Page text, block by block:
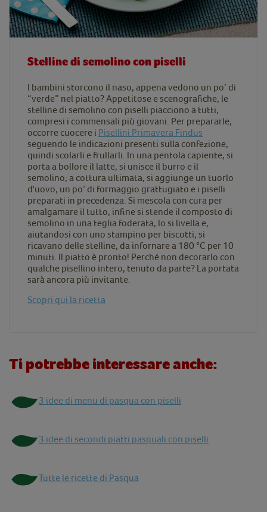
Stelline di semolino con piselli
I bambini storcono il naso, appena vedono un po’ di
“verde” nel piatto? Appetitose e scenografiche, le
stelline di semolino con piselli piacciono a tutti,
compresi i commensali più giovani. Per prepararle,
occorre cuocere i Pisellini Primavera Findus
seguendo le indicazioni presenti sulla confezione,
quindi scolarli e frullarli. In una pentola capiente, si
porta a bollore il latte, si unisce il burro e il
semolino; a cottura ultimata, si aggiunge un tuorlo
d'uovo, un po’ di formaggio grattugiato e i piselli
preparati in precedenza. Si mescola con cura per
amalgamare il tutto, infine si stende il composto di
semolino in una teglia foderata, lo si livella e,
aiutandosi con uno stampino per biscotti, si
ricavano delle stelline, da infornare a 180 °C per 10
minuti. Il piatto è pronto! Perché non decorarlo con
qualche pisellino intero, tenuto da parte? La portata
sarà ancora più invitante.
Scopri qui la ricetta
Ti potrebbe interessare anche:
3 idee di menu di pasqua con piselli
3 idee di secondi piatti pasquali con piselli
Tutte le ricette di Pasqua